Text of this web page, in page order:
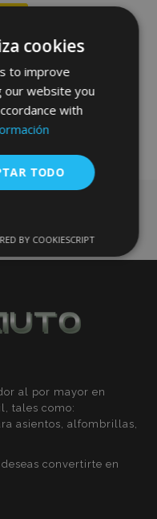
Añadir
a la
Lista
Deseos
al por mayor en
tales como:
asientos, alfombrillas,
convertirte en
cookies
to improve
our website you
with
TODO
Cookies de
rendimiento
Cookies de
necesarias
BY COOKIESCRIPT